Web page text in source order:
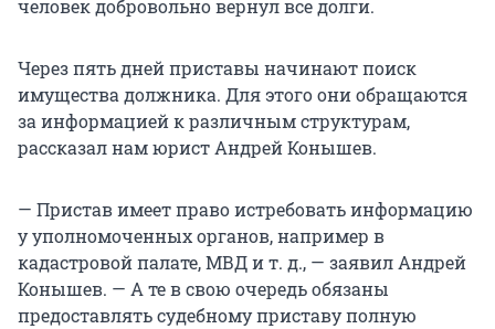
человек добровольно вернул все долги.
Через пять дней приставы начинают поиск
имущества должника. Для этого они обращаются
за информацией к различным структурам,
рассказал нам юрист Андрей Конышев.
— Пристав имеет право истребовать информацию
у уполномоченных органов, например в
кадастровой палате, МВД и т. д., — заявил Андрей
Конышев. — А те в свою очередь обязаны
предоставлять судебному приставу полную